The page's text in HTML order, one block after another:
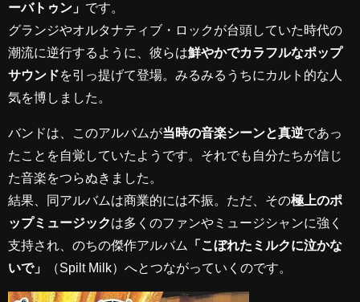
ーバトゥン」 です。
グランジやオルタナティブ・ロックが台頭していた時代の
潮流に逆行するように、彼らは鮮やかでカラフルなポップ
サウンドを引っ提げて登場。みるみるうちにカルト的な人
気を博しました。
バンドは、このアルバムが当時の音楽シーンと真逆であっ
たことを自覚していたようです。それでも自分たちが信じ
た音楽をつらぬきました。
結果、同アルバムは商業的には不振。ただ、その極上のポ
ップミュージックは多くのファンやミュージシャンに強く
支持され、のちの傑作アルバム
「こぼれたミルクに泣かな
いで」
（Spilt Milk）へとつながっていくのです。